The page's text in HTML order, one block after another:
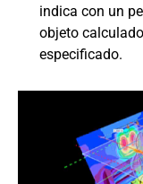
indica con un
objeto
especificado.